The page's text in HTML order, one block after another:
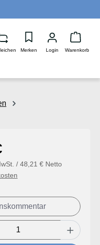
Merken Login Warenkorb
/ 48,21 € Netto
Gib den